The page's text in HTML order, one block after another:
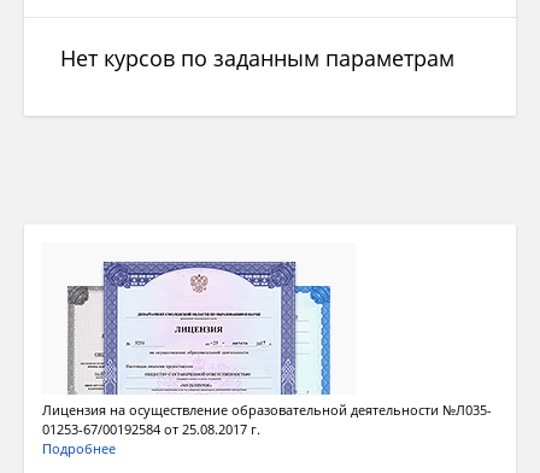
Нет курсов по заданным параметрам
Лицензия на осуществление образовательной деятельности №Л035-
01253-67/00192584 от 25.08.2017 г.
Подробнее